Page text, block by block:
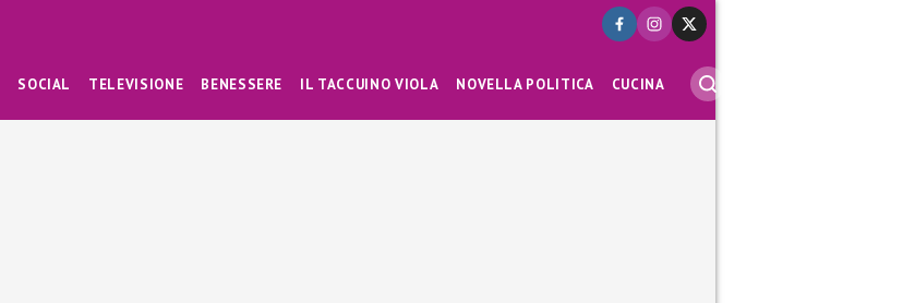
SOCIAL TELEVISIONE BENESSERE IL TACCUINO VIOLA NOVELLA POLITICA CUCINA